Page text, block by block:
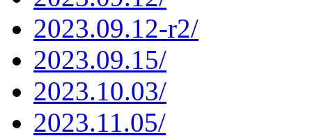
2023.09.12-r2/
2023.09.15/
2023.10.03/
2023.11.05/